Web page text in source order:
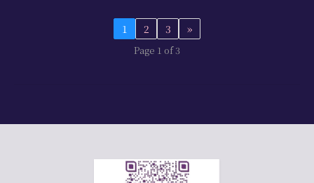
1 2 3 »
Page 1 of 3